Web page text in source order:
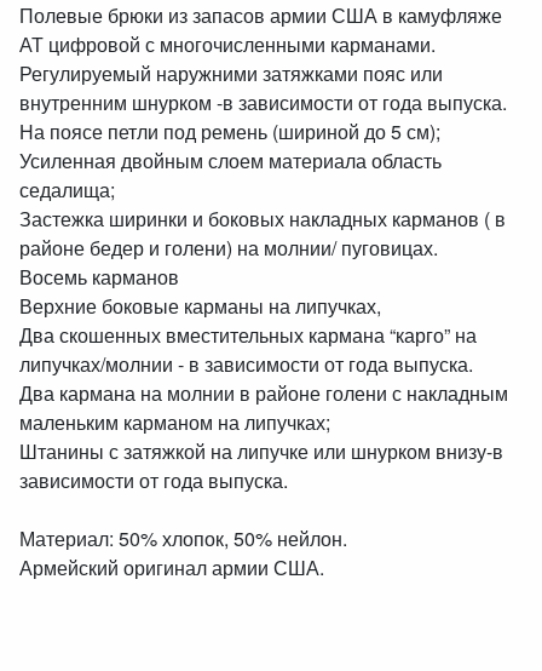
Полевые брюки из запасов армии США в камуфляже
АТ цифровой с многочисленными карманами.
Регулируемый наружними затяжками пояс или
внутренним шнурком -в зависимости от года выпуска.
На поясе петли под ремень (шириной до 5 см);
Усиленная двойным слоем материала область
седалища;
Застежка ширинки и боковых накладных карманов ( в
районе бедер и голени) на молнии/ пуговицах.
Восемь карманов
Верхние боковые карманы на липучках,
Два скошенных вместительных кармана “карго” на
липучках/молнии - в зависимости от года выпуска.
Два кармана на молнии в районе голени с накладным
маленьким карманом на липучках;
Штанины с затяжкой на липучке или шнурком внизу-в
зависимости от года выпуска.
Материал: 50% хлопок, 50% нейлон.
Армейский оригинал армии США.